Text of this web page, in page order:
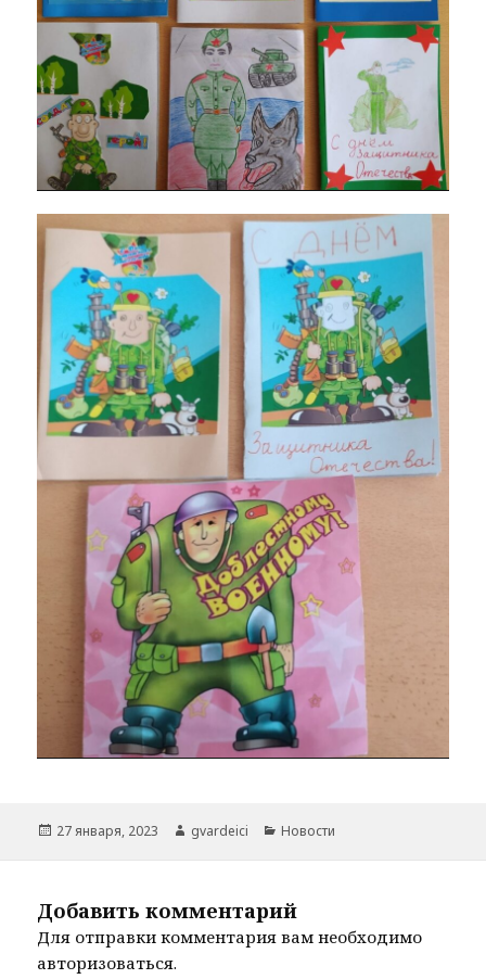
Опубликовано
27 января, 2023 Автор
gvardeici Рубрики
Новости
Добавить комментарий
Для отправки комментария вам необходимо
авторизоваться.